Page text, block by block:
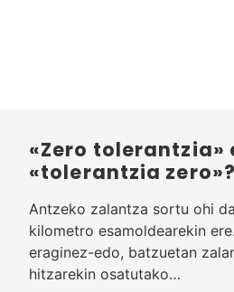
«Zero tolerantzia»
«tolerantzia zero»?
Antzeko zalantza sortu ohi
kilometro esamoldearekin
eraginez-edo, batzuetan
hitzarekin osatutako…